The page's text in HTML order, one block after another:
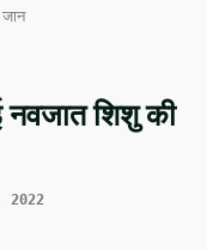
शिशु की
2022